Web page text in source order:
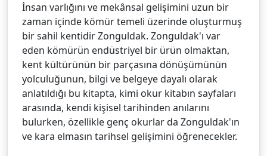
İnsan varlığını ve mekânsal gelişimini uzun bir
zaman içinde kömür temeli üzerinde oluşturmuş
bir sahil kentidir Zonguldak. Zonguldak'ı var
eden kömürün endüstriyel bir ürün olmaktan,
kent kültürünün bir parçasına dönüşümünün
yolculuğunun, bilgi ve belgeye dayalı olarak
anlatıldığı bu kitapta, kimi okur kitabın sayfaları
arasında, kendi kişisel tarihinden anılarını
bulurken, özellikle genç okurlar da Zonguldak'ın
ve kara elmasın tarihsel gelişimini öğrenecekler.